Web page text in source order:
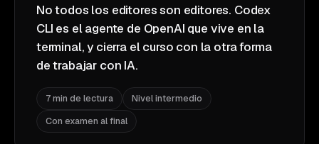
No todos los editores son editores. Codex
CLI es el agente de OpenAI que vive en la
terminal, y cierra el curso con la otra forma
de trabajar con IA.
7 min de lectura
Nivel intermedio
Con examen al final